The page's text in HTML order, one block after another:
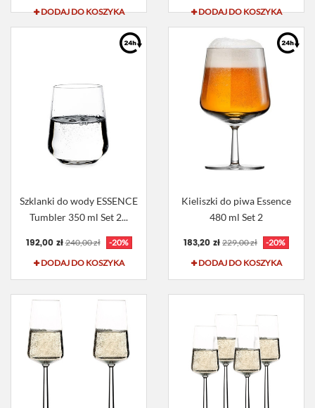
DODAJ DO KOSZYKA
DODAJ DO KOSZYKA
Szklanki do wody ESSENCE
Tumbler 350 ml Set 2...
192,00 zł 240,00 zł
-20%
DODAJ DO KOSZYKA
Kieliszki do piwa Essence
480 ml Set 2
183,20 zł 229,00 zł
-20%
DODAJ DO KOSZYKA